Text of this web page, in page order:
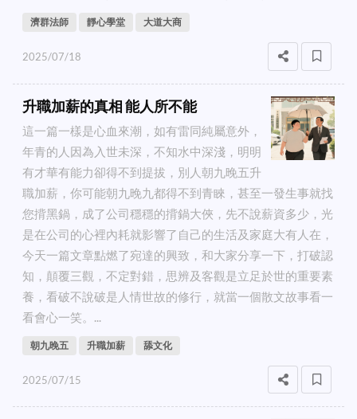
濟群法師 靜心學堂 大道大商
2025/07/18
升職加薪的真相 能人所不能
這一篇一樣是心血來潮，如有雷同純屬意外，
年青的人因為入世未深，不知水中深淺，明明
有才華有能力卻得不到提拔，別人朝九晚五升
職加薪，你可能朝九晚九都得不到青睞，甚至一發生事就找
您揹黑鍋，成了公司穩穩的揹鍋大俠，先不說薪資多少，光
是在公司的心裡內耗就影響了自己的生活及家庭大有人在，
今天一篇文章點燃了宛達的興致，和大家分享一下，打破認
知，顛覆三觀，不定對錯，思辨及客觀是立足於世的重要素
養，看破不說破是人情世故的修行，就當一個散文故事看一
看會心一笑。...
朝九晚五 升職加薪 舔文化
2025/07/15